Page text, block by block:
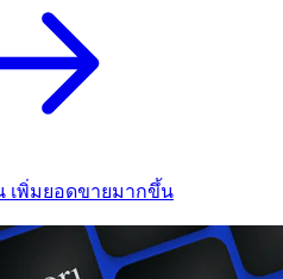
เพิ่มยอดขายมากขึ้น